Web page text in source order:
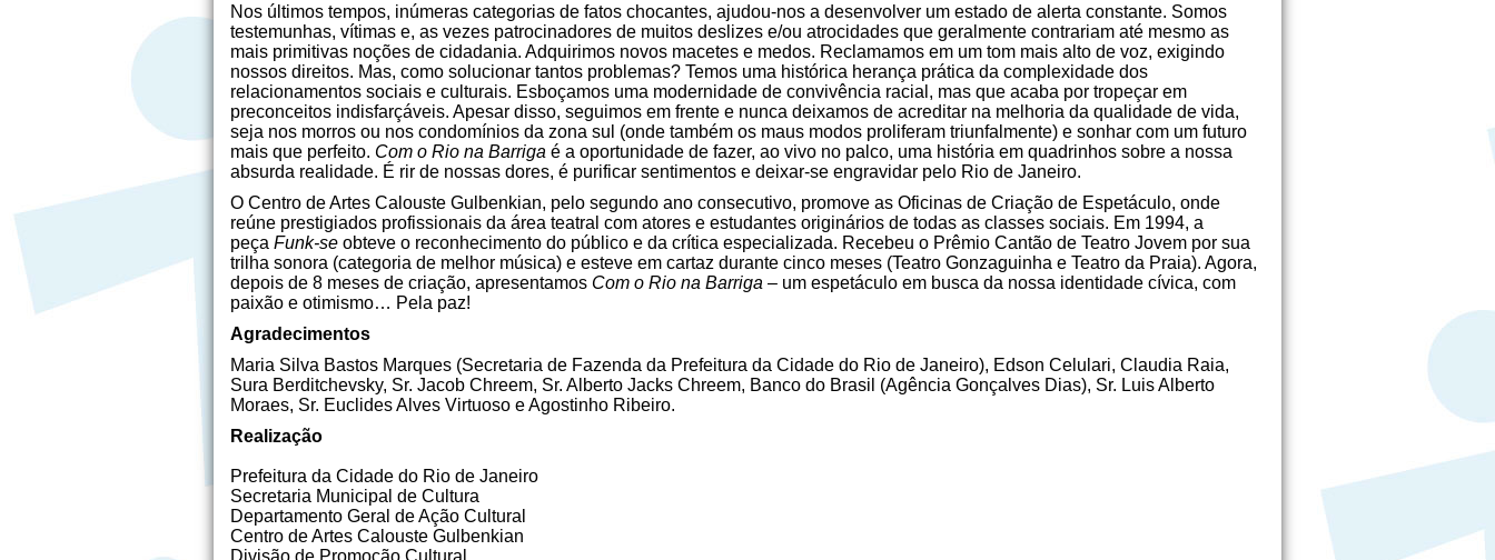
Nos últimos tempos, inúmeras categorias de fatos chocantes, ajudou-nos a desenvolver um estado de alerta constante. Somos
testemunhas, vítimas e, as vezes patrocinadores de muitos deslizes e/ou atrocidades que geralmente contrariam até mesmo as
mais primitivas noções de cidadania. Adquirimos novos macetes e medos. Reclamamos em um tom mais alto de voz, exigindo
nossos direitos. Mas, como solucionar tantos problemas? Temos uma histórica herança prática da complexidade dos
relacionamentos sociais e culturais. Esboçamos uma modernidade de convivência racial, mas que acaba por tropeçar em
preconceitos indisfarçáveis. Apesar disso, seguimos em frente e nunca deixamos de acreditar na melhoria da qualidade de vida,
seja nos morros ou nos condomínios da zona sul (onde também os maus modos proliferam triunfalmente) e sonhar com um futuro
mais que perfeito. Com o Rio na Barriga é a oportunidade de fazer, ao vivo no palco, uma história em quadrinhos sobre a nossa
absurda realidade. É rir de nossas dores, é purificar sentimentos e deixar-se engravidar pelo Rio de Janeiro.
O Centro de Artes Calouste Gulbenkian, pelo segundo ano consecutivo, promove as Oficinas de Criação de Espetáculo, onde
reúne prestigiados profissionais da área teatral com atores e estudantes originários de todas as classes sociais. Em 1994, a
peça Funk-se obteve o reconhecimento do público e da crítica especializada. Recebeu o Prêmio Cantão de Teatro Jovem por sua
trilha sonora (categoria de melhor música) e esteve em cartaz durante cinco meses (Teatro Gonzaguinha e Teatro da Praia). Agora,
depois de 8 meses de criação, apresentamos Com o Rio na Barriga – um espetáculo em busca da nossa identidade cívica, com
paixão e otimismo… Pela paz!
Agradecimentos
Maria Silva Bastos Marques (Secretaria de Fazenda da Prefeitura da Cidade do Rio de Janeiro), Edson Celulari, Claudia Raia,
Sura Berditchevsky, Sr. Jacob Chreem, Sr. Alberto Jacks Chreem, Banco do Brasil (Agência Gonçalves Dias), Sr. Luis Alberto
Moraes, Sr. Euclides Alves Virtuoso e Agostinho Ribeiro.
Realização
Prefeitura da Cidade do Rio de Janeiro
Secretaria Municipal de Cultura
Departamento Geral de Ação Cultural
Centro de Artes Calouste Gulbenkian
Divisão de Promoção Cultural